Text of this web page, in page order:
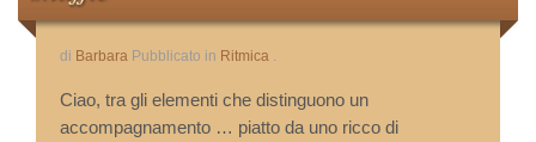
Le Vostre Email
Storie Di Successo
di Barbara Pubblicato in Ritmica .
Ciao, tra gli elementi che distinguono un
accompagnamento … piatto da uno ricco di